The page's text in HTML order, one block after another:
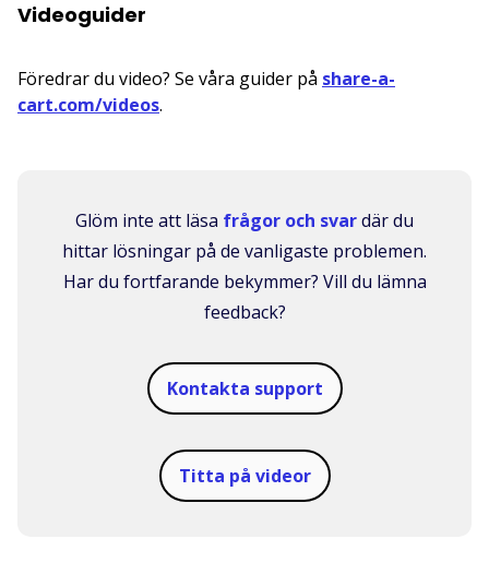
Videoguider
Föredrar du video? Se våra guider på share-a-
cart.com/videos.
Glöm inte att läsa frågor och svardär du
hittar lösningar på de vanligaste problemen.
Har du fortfarande bekymmer? Vill du lämna
feedback?
Kontakta support
Titta på videor